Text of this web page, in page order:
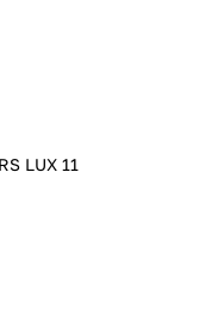
LUX 11